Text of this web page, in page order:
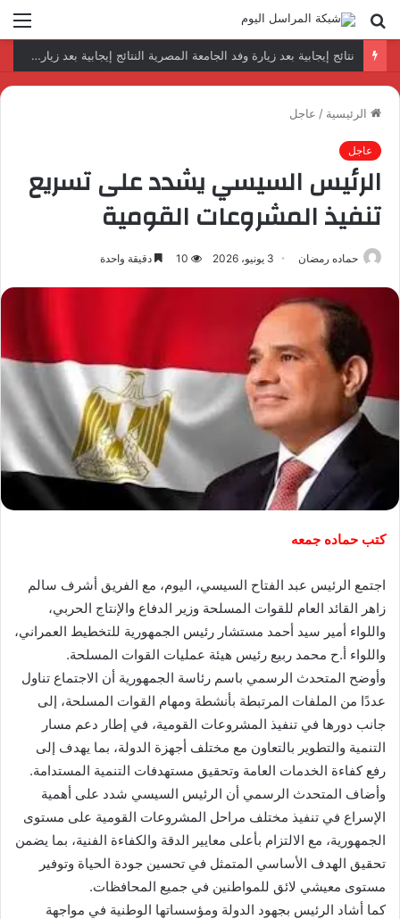
بحث
عن
رئيس المكتب التنفيذي للمجلس العربي للاختصاصات الصحية يبحث مع الأمين العام لجامعة الدول العربية تعزيز التعاون لتطوير النظم الصحية العربية
الرئيسية / عاجل
عاجل
الرئيس السيسي يشدد على تسريع
تنفيذ المشروعات القومية
حماده رمضان 3 يونيو، 2026 10 دقيقة واحدة
كتب حماده جمعه
اجتمع الرئيس عبد الفتاح السيسي، اليوم، مع الفريق أشرف سالم
زاهر القائد العام للقوات المسلحة وزير الدفاع والإنتاج الحربي،
واللواء أمير سيد أحمد مستشار رئيس الجمهورية للتخطيط العمراني،
واللواء أ.ح محمد ربيع رئيس هيئة عمليات القوات المسلحة.
وأوضح المتحدث الرسمي باسم رئاسة الجمهورية أن الاجتماع تناول
عددًا من الملفات المرتبطة بأنشطة ومهام القوات المسلحة، إلى
جانب دورها في تنفيذ المشروعات القومية، في إطار دعم مسار
التنمية والتطوير بالتعاون مع مختلف أجهزة الدولة، بما يهدف إلى
رفع كفاءة الخدمات العامة وتحقيق مستهدفات التنمية المستدامة.
وأضاف المتحدث الرسمي أن الرئيس السيسي شدد على أهمية
الإسراع في تنفيذ مختلف مراحل المشروعات القومية على مستوى
الجمهورية، مع الالتزام بأعلى معايير الدقة والكفاءة الفنية، بما يضمن
تحقيق الهدف الأساسي المتمثل في تحسين جودة الحياة وتوفير
مستوى معيشي لائق للمواطنين في جميع المحافظات.
كما أشاد الرئيس بجهود الدولة ومؤسساتها الوطنية في مواجهة